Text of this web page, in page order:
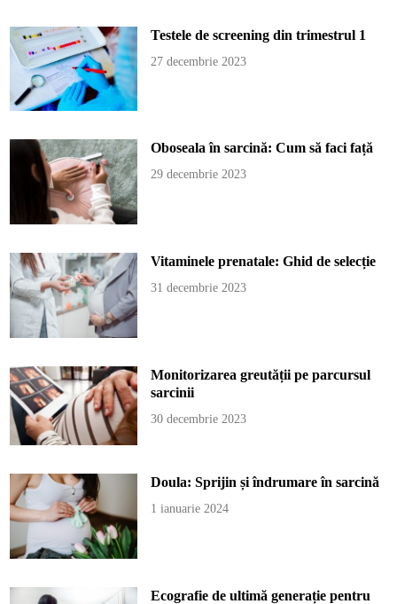
Testele de screening din trimestrul 1
27 decembrie 2023
Oboseala în sarcină: Cum să faci față
29 decembrie 2023
Vitaminele prenatale: Ghid de selecție
31 decembrie 2023
Monitorizarea greutății pe parcursul
sarcinii
30 decembrie 2023
Doula: Sprijin și îndrumare în sarcină
1 ianuarie 2024
Ecografie de ultimă generație pentru